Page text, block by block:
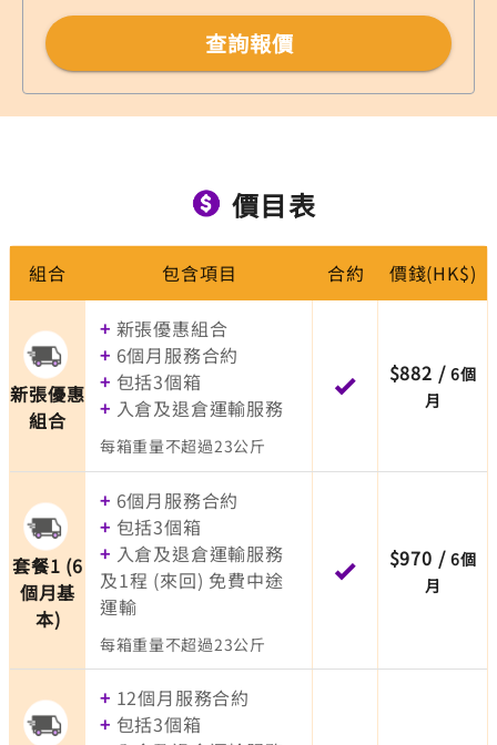
查詢報價
價目表
組合 包含項目 合約 價錢(HK$)
新張優惠
組合
+ 新張優惠組合
+ 6個月服務合約
+ 包括3個箱
+ 入倉及退倉運輸服務
每箱重量不超過23公斤
$882 / 6個
月
套餐1 (6
個月基
本)
+ 6個月服務合約
+ 包括3個箱
+ 入倉及退倉運輸服務
及1程 (來回) 免費中途
運輸
每箱重量不超過23公斤
$970 / 6個
月
+ 12個月服務合約
+ 包括3個箱